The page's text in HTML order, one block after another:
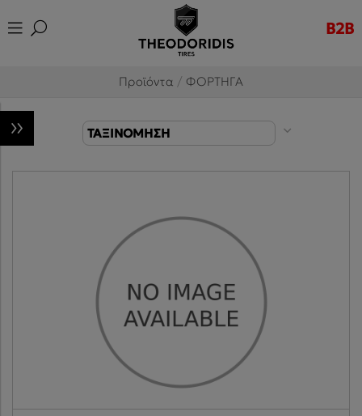
B2B
Προϊόντα / ΦΟΡΤΗΓΑ
ΤΑΞΙΝΟΜΗΣΗ